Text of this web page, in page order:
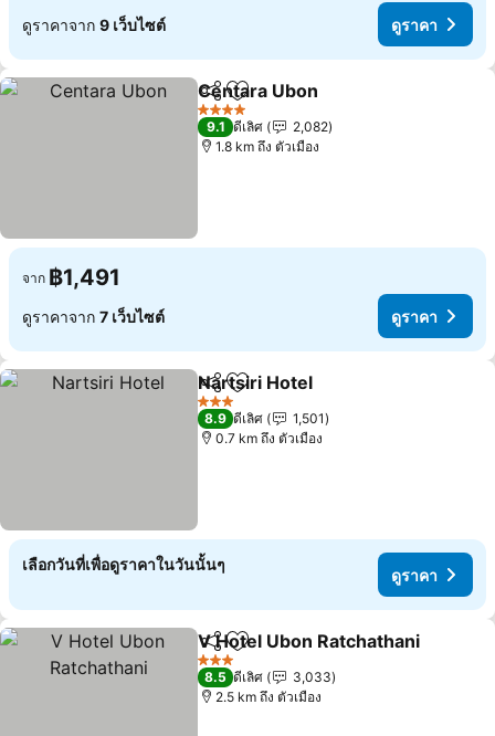
ดูราคาจาก 9 เว็บไซต์ ดูราคา
แชร์ เพิ่มในรายการโปรด
Centara Ubon
4 ดาว
9.1 ดีเลิศ
2,082
1.8 km ถึง ตัวเมือง
จาก ฿1,491
ดูราคาจาก 7 เว็บไซต์ ดูราคา
แชร์ เพิ่มในรายการโปรด
Nartsiri Hotel
3 ดาว
8.9 ดีเลิศ
1,501
0.7 km ถึง ตัวเมือง
เลือกวันที่เพื่อดูราคาในวันนั้นๆ
ดูราคา
แชร์ เพิ่มในรายการโปรด
V Hotel Ubon Ratchathani
3 ดาว
8.5 ดีเลิศ
3,033
2.5 km ถึง ตัวเมือง